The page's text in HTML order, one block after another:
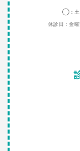
◯：土
休診日：金